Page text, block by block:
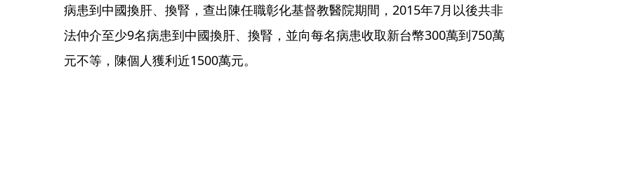
病患到中國換肝、換腎，查出陳任職彰化基督教醫院期間，2015年7月以後共非
法仲介至少9名病患到中國換肝、換腎，並向每名病患收取新台幣300萬到750萬
元不等，陳個人獲利近1500萬元。